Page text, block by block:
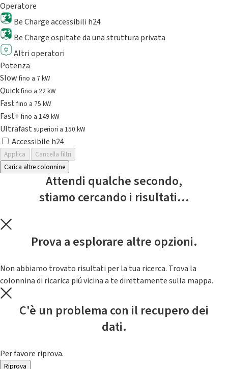
Operatore
Be Charge accessibili h24
Be Charge ospitate da una struttura privata
Altri operatori
Potenza
Slowfino a 7 kW
Quickfino a 22 kW
Fastfino a 75 kW
Fast+fino a 149 kW
Ultrafast superiori a 150 kW
Accessibile h24
Applica
Cancella filtri
Carica altre colonnine
Attendi qualche secondo,
stiamo cercando i risultati...
Prova a esplorare altre opzioni.
Non abbiamo trovato risultati per la tua ricerca. Trova la
colonnina di ricarica piú vicina a te direttamente sulla mappa.
C'è un problema con il recupero dei
dati.
Per favore riprova.
Riprova